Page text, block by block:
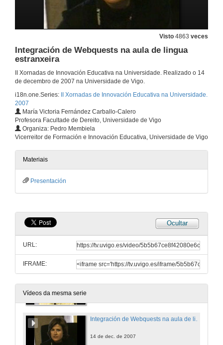
Visto 4863 veces
Integración de Webquests na aula de lingua
estranxeira
II Xornadas de Innovación Educativa na Universidade. Realizado o 14
de decembro de 2007 na Universidade de Vigo.
i18n.one.Series:
II Xornadas de Innovación Educativa na Universidade.
2007
María Victoria Fernández Carballo-Calero
Profesora Facultade de Dereito, Universidade de Vigo
Organiza: Pedro Membiela
Vicerreitor de Formación e Innovación Educativa, Universidade de Vigo
Materiais
Presentación
Ocultar
URL:
IFRAME:
Vídeos da mesma serie
14 de dec. de 2007
Turno de preguntas
14 de dec. de 2007
Papel das TIC na docencia virtual de posgrao adaptada ao EEES
Experiencia na adaptación da materia de sistemas multiaxente ao EEES
14 de dec. de 2007
¿Cómo avaliar unha memoria de prácticas? Un exemplo de rúbrica no ámbito das novas tecnoloxías
14 de dec. de 2007